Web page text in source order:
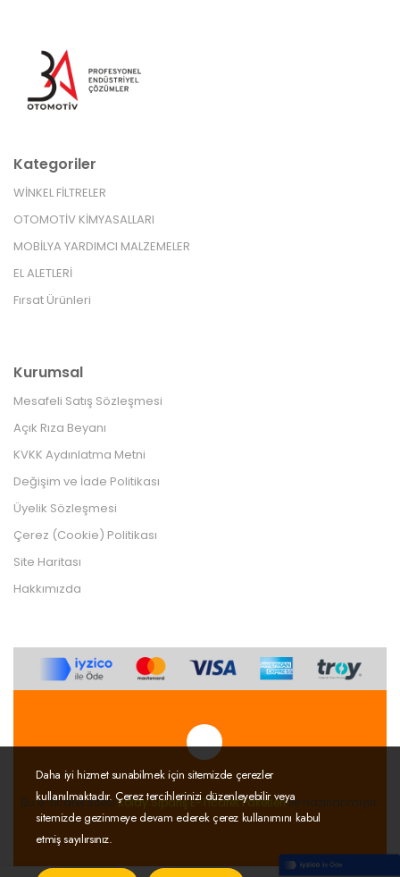
Tek Tıkla Ödeme Kolaylığı
7/24 Canlı Destek
%100 Sorunsuz Alışveriş
Kategoriler
WİNKEL FİLTRELER
OTOMOTİV KİMYASALLARI
MOBİLYA YARDIMCI MALZEMELER
EL ALETLERİ
Fırsat Ürünleri
Kurumsal
Mesafeli Satış Sözleşmesi
Açık Rıza Beyanı
KVKK Aydınlatma Metni
Değişim ve İade Politikası
Üyelik Sözleşmesi
Çerez (Cookie) Politikası
Site Haritası
Hakkımızda
Bu e-ticaret sitesiKolay Sipariş E-Ticaret Paketleriile hazırlanmıştır.
Daha iyi hizmet sunabilmek için sitemizde çerezler
kullanılmaktadır. Çerez tercihlerinizi düzenleyebilir veya
sitemizde gezinmeye devam ederek çerez kullanımını kabul
etmiş sayılırsınız.